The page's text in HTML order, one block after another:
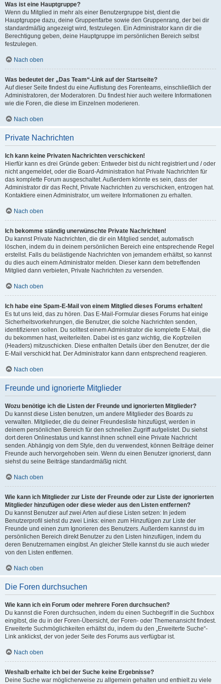
Was ist eine Hauptgruppe?
Wenn du Mitglied in mehr als einer Benutzergruppe bist, dient die
Hauptgruppe dazu, deine Gruppenfarbe sowie den Gruppenrang, der bei dir
standardmäßig angezeigt wird, festzulegen. Ein Administrator kann dir die
Berechtigung geben, deine Hauptgruppe im persönlichen Bereich selbst
festzulegen.
Nach oben
Was bedeutet der „Das Team“-Link auf der Startseite?
Auf dieser Seite findest du eine Auflistung des Forenteams, einschließlich der
Administratoren, der Moderatoren. Du findest hier auch weitere Informationen
wie die Foren, die diese im Einzelnen moderieren.
Nach oben
Private Nachrichten
Ich kann keine Privaten Nachrichten verschicken!
Hierfür kann es drei Gründe geben: Entweder bist du nicht registriert und / oder
nicht angemeldet, oder die Board-Administration hat Private Nachrichten für
das komplette Forum ausgeschaltet. Außerdem könnte es sein, dass der
Administrator dir das Recht, Private Nachrichten zu verschicken, entzogen hat.
Kontaktiere einen Administrator, um weitere Informationen zu erhalten.
Nach oben
Ich bekomme ständig unerwünschte Private Nachrichten!
Du kannst Private Nachrichten, die dir ein Mitglied sendet, automatisch
löschen, indem du in deinem persönlichen Bereich eine entsprechende Regel
erstellst. Falls du belästigende Nachrichten von jemandem erhältst, so kannst
du dies auch einem Administrator melden. Dieser kann dem betreffenden
Mitglied dann verbieten, Private Nachrichten zu versenden.
Nach oben
Ich habe eine Spam-E-Mail von einem Mitglied dieses Forums erhalten!
Es tut uns leid, das zu hören. Das E-Mail-Formular dieses Forums hat einige
Sicherheitsvorkehrungen, die Benutzer, die solche Nachrichten senden,
identifizieren sollen. Du solltest einem Administrator die komplette E-Mail, die
du bekommen hast, weiterleiten. Dabei ist es ganz wichtig, die Kopfzeilen
(Headers) mitzuschicken. Diese enthalten Details über den Benutzer, der die
E-Mail verschickt hat. Der Administrator kann dann entsprechend reagieren.
Nach oben
Freunde und ignorierte Mitglieder
Wozu benötige ich die Listen der Freunde und ignorierten Mitglieder?
Du kannst diese Listen benutzen, um andere Mitglieder des Boards zu
verwalten. Mitglieder, die du deiner Freundesliste hinzufügst, werden in
deinem persönlichen Bereich für den schnellen Zugriff aufgelistet. Du siehst
dort deren Onlinestatus und kannst ihnen schnell eine Private Nachricht
senden. Abhängig von dem Style, den du verwendest, können Beiträge deiner
Freunde auch hervorgehoben sein. Wenn du einen Benutzer ignorierst, dann
siehst du seine Beiträge standardmäßig nicht.
Nach oben
Wie kann ich Mitglieder zur Liste der Freunde oder zur Liste der ignorierten
Mitglieder hinzufügen oder diese wieder aus den Listen entfernen?
Du kannst Benutzer auf zwei Arten auf diese Listen setzen: In jedem
Benutzerprofil siehst du zwei Links: einen zum Hinzufügen zur Liste der
Freunde und einen zum Ignorieren des Benutzers. Außerdem kannst du im
persönlichen Bereich direkt Benutzer zu den Listen hinzufügen, indem du
deren Benutzernamen eingibst. An gleicher Stelle kannst du sie auch wieder
von den Listen entfernen.
Nach oben
Die Foren durchsuchen
Wie kann ich ein Forum oder mehrere Foren durchsuchen?
Du kannst die Foren durchsuchen, indem du einen Suchbegriff in die Suchbox
eingibst, die du in der Foren-Übersicht, der Foren- oder Themenansicht findest.
Erweiterte Suchmöglichkeiten erhältst du, indem du den „Erweiterte Suche“-
Link anklickst, der von jeder Seite des Forums aus verfügbar ist.
Nach oben
Weshalb erhalte ich bei der Suche keine Ergebnisse?
Deine Suche war möglicherweise zu allgemein gehalten und enthielt zu viele